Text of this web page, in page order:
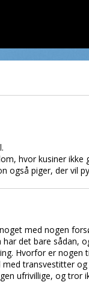
hvor kusiner ikke
også piger, der vil
med nogen
det bare sådan,
Hvorfor er
transvestitter
ufrivillige, og tror